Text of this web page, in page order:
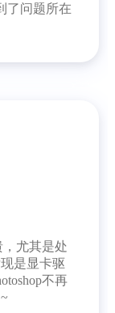
了问题所在
，尤其是处
是显卡驱
不再